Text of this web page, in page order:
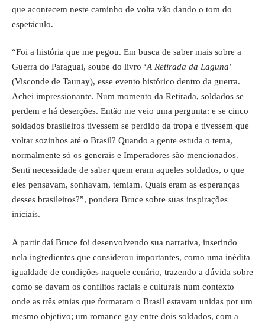
que acontecem neste caminho de volta vão dando o tom do
espetáculo.
“Foi a história que me pegou. Em busca de saber mais sobre a
Guerra do Paraguai, soube do livro ‘A Retirada da Laguna’
(Visconde de Taunay), esse evento histórico dentro da guerra.
Achei impressionante. Num momento da Retirada, soldados se
perdem e há deserções. Então me veio uma pergunta: e se cinco
soldados brasileiros tivessem se perdido da tropa e tivessem que
voltar sozinhos até o Brasil? Quando a gente estuda o tema,
normalmente só os generais e Imperadores são mencionados.
Senti necessidade de saber quem eram aqueles soldados, o que
eles pensavam, sonhavam, temiam. Quais eram as esperanças
desses brasileiros?”, pondera Bruce sobre suas inspirações
iniciais.
A partir daí Bruce foi desenvolvendo sua narrativa, inserindo
nela ingredientes que considerou importantes, como uma inédita
igualdade de condições naquele cenário, trazendo a dúvida sobre
como se davam os conflitos raciais e culturais num contexto
onde as três etnias que formaram o Brasil estavam unidas por um
mesmo objetivo; um romance gay entre dois soldados, com a